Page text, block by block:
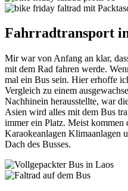
Fahrradtransport
Mir war von Anfang an klar,
mit dem Rad fahren werde.
mal ein Bus sein. Hier erhoffe
Vergleich zu einem
Nachhinein herausstellte, war
Asien wird alles mit dem Bus
immer ein Platz. Meist kommen
Karaokeanlagen Klimaanlagen
Dach des Busses.